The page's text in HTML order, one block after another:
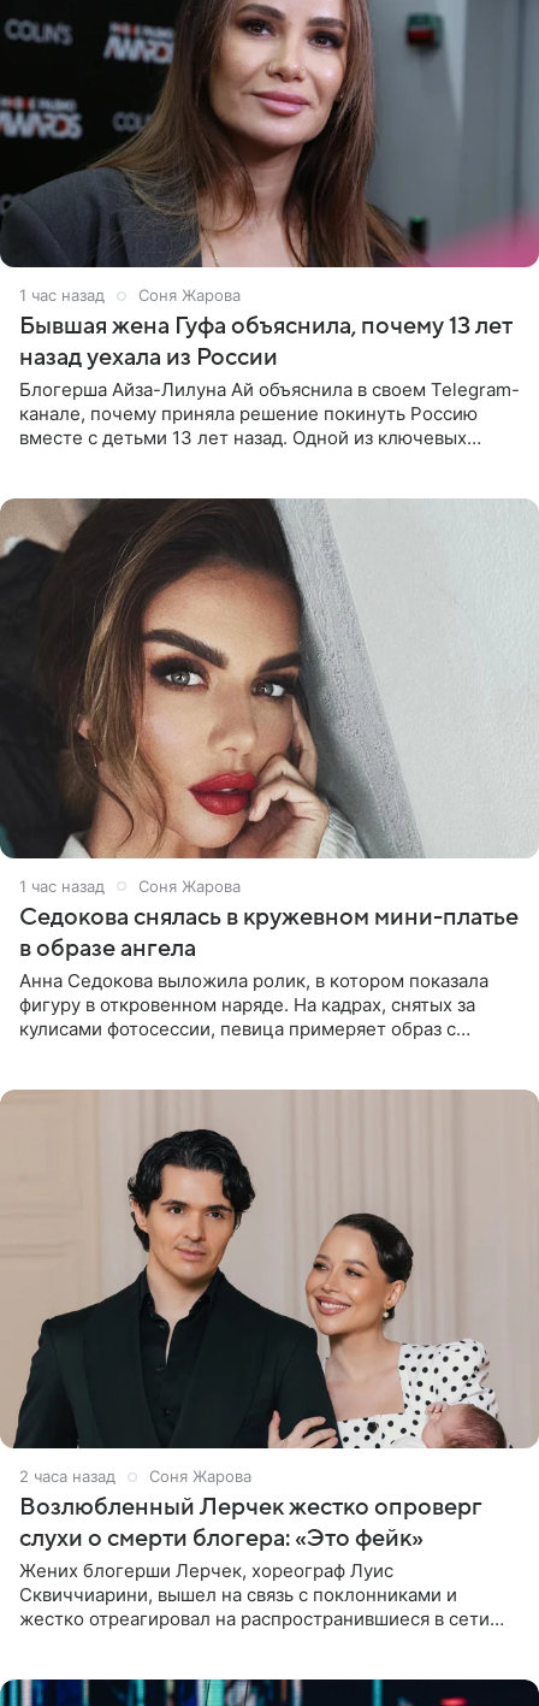
1 час назад Соня Жарова
Бывшая жена Гуфа объяснила, почему 13 лет
назад уехала из России
Блогерша Айза-Лилуна Ай объяснила в своем Telegram-
канале, почему приняла решение покинуть Россию
вместе с детьми 13 лет назад. Одной из ключевых
1 час назад Соня Жарова
Седокова снялась в кружевном мини-платье
в образе ангела
Анна Седокова выложила ролик, в котором показала
фигуру в откровенном наряде. На кадрах, снятых за
кулисами фотосессии, певица примеряет образ с
2 часа назад Соня Жарова
Возлюбленный Лерчек жестко опроверг
слухи о смерти блогера: «Это фейк»
Жених блогерши Лерчек, хореограф Луис
Сквиччиарини, вышел на связь с поклонниками и
жестко отреагировал на распространившиеся в сети